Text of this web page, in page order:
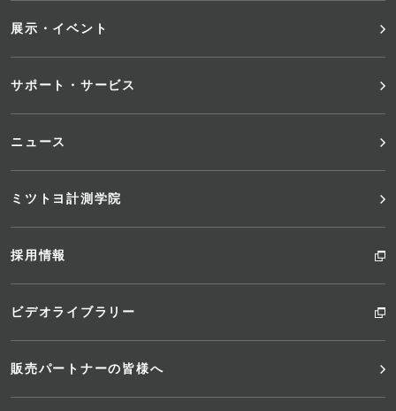
ュ
ー
展示・イベント
サポート・サービス
ニュース
ミツトヨ計測学院
採用情報
ビデオライブラリー
販売パートナーの皆様へ